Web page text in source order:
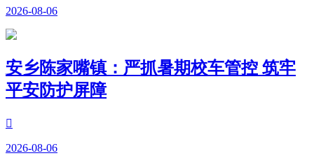
2026-08-06
安乡陈家嘴镇：严抓暑期校车管控 筑牢
平安防护屏障

2026-08-06